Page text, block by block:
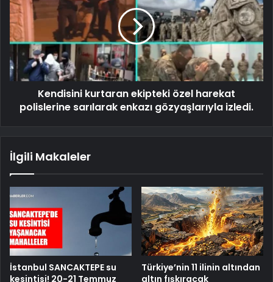
Kendisini kurtaran ekipteki özel harekat
polislerine sarılarak enkazı gözyaşlarıyla izledi.
İlgili Makaleler
İstanbul SANCAKTEPE su
kesintisi! 20-21 Temmuz
Türkiye’nin 11 ilinin altından
altın fışkıracak